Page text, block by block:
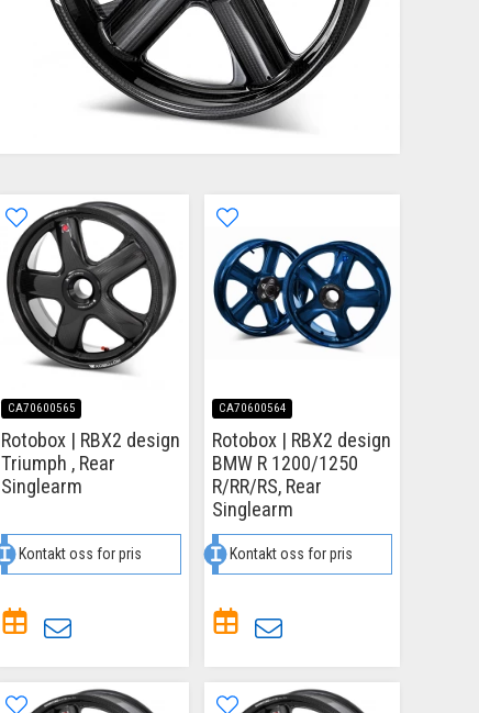
CA70600565
Rotobox | RBX2 design
Triumph , Rear
Singlearm
Kontakt oss for pris
CA70600564
Rotobox | RBX2 design
BMW R 1200/1250
R/RR/RS, Rear
Singlearm
Kontakt oss for pris